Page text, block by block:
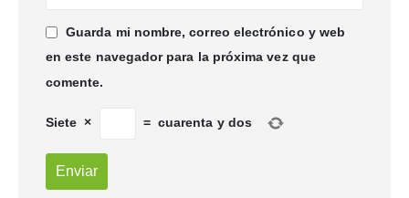
Guarda mi nombre, correo electrónico y web
en este navegador para la próxima vez que
comente.
Siete × = cuarenta y dos